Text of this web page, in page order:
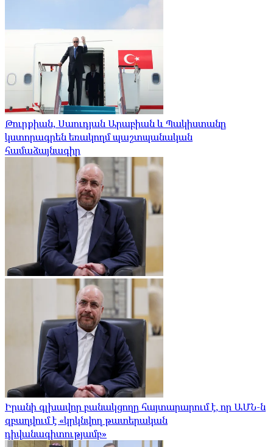
Թուրքիան, Սաուդյան Արաբիան և Պակիստանը
կստորագրեն եռակողմ պաշտպանական
համաձայնագիր
Իրանի գլխավոր բանակցողը հայտարարում է, որ ԱՄՆ-ն
զբաղվում է «կրկնվող թատերական
դիվանագիտությամբ»